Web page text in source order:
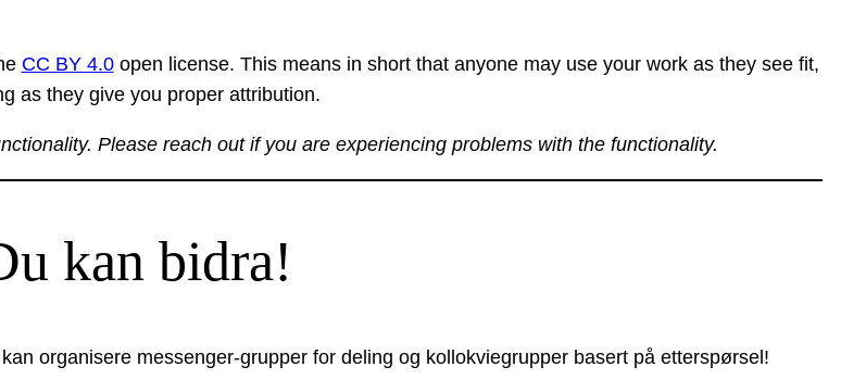
CC BY 4.0open license. This means in short that anyone may use your work as they see fit,
as they give you proper attribution.
Please reach out if you are experiencing problems with the functionality.
kan bidra!
organisere messenger-grupper for deling og kollokviegrupper basert på etterspørsel!